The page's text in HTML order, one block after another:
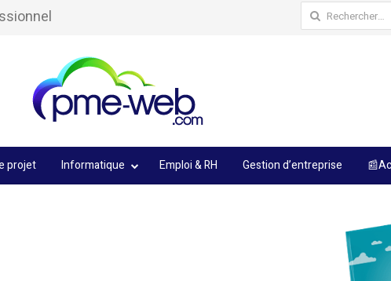
Rechercher :
projet Informatique Emploi & RH Gestion d’entreprise